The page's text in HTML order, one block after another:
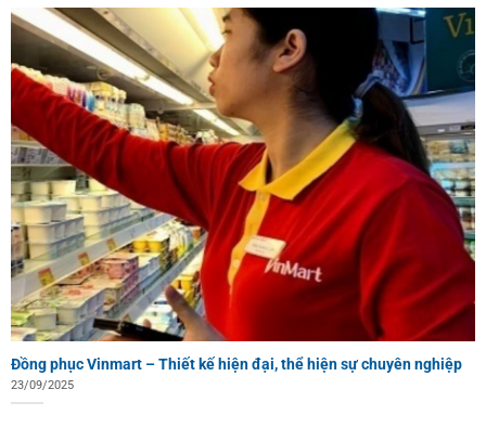
Đồng phục Vinmart – Thiết kế hiện đại, thể hiện sự chuyên nghiệp
23/09/2025